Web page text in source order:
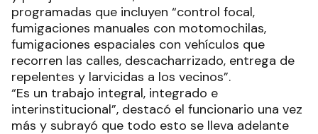
programadas que incluyen “control focal,
fumigaciones manuales con motomochilas,
fumigaciones espaciales con vehículos que
recorren las calles, descacharrizado, entrega de
repelentes y larvicidas a los vecinos”.
“Es un trabajo integral, integrado e
interinstitucional”, destacó el funcionario una vez
más y subrayó que todo esto se lleva adelante